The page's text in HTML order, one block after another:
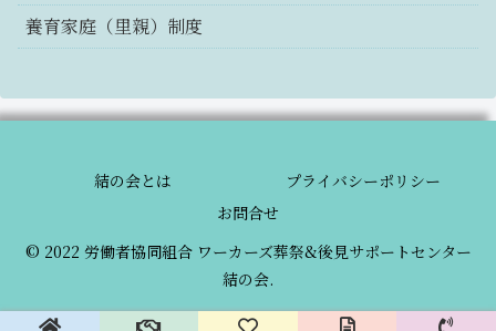
養育家庭（里親）制度
結の会とは
プライバシーポリシー
お問合せ
© 2022 労働者協同組合 ワーカーズ葬祭&後見サポートセンター
結の会.